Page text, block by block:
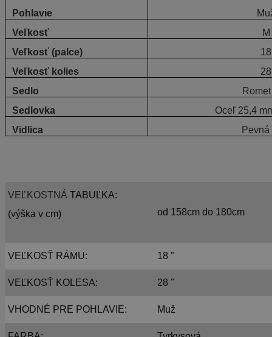
Pohlavie
Veľkosť
M
Veľkosť (palce)
18
Veľkosť kolies
28
Sedlo
Sedlovka
Oceľ 25,4
Vidlica
VEĽKOSTNÁ TABUĽKA:
(výška v cm)
od 158cm do 180cm
VEĽKOSŤ RÁMU: 18 "
VEĽKOSŤ KOLESA: 28 "
VHODNÉ PRE POHLAVIE: Muž